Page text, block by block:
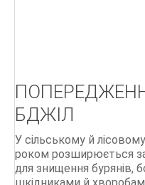
СТАРОДАВНІЙ МЕД
Мед і продукти
500 питань і
БДЖІЛ
У сільському й
роком розширюється
для знищення бурянів,